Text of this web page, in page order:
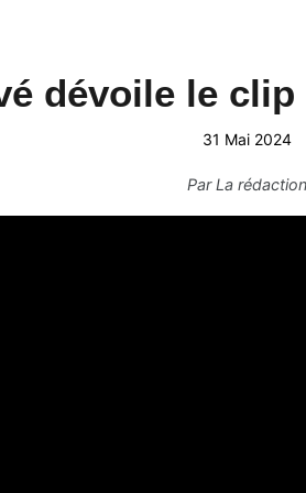
dévoile le
31 Mai 2024
ParLa rédaction